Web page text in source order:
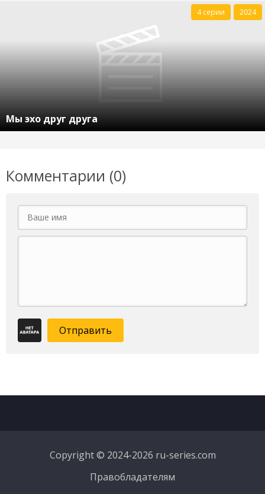
Мы эхо друг друга
4 серии 2024
Комментарии (0)
Отправить
Copyright © 2024-2026 ru-series.com
Правобладателям